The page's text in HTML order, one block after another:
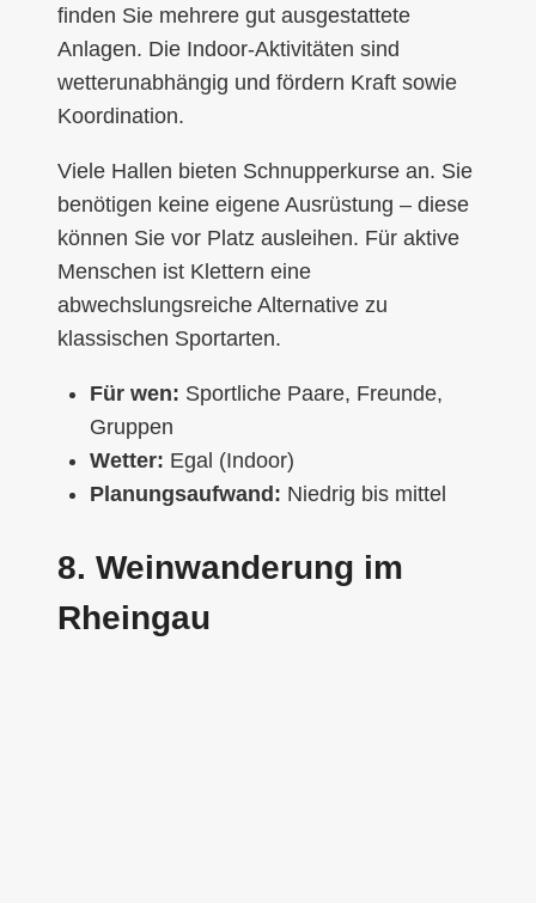
finden Sie mehrere gut ausgestattete
Anlagen. Die Indoor-Aktivitäten sind
wetterunabhängig und fördern Kraft sowie
Koordination.
Viele Hallen bieten Schnupperkurse an. Sie
benötigen keine eigene Ausrüstung – diese
können Sie vor Platz ausleihen. Für aktive
Menschen ist Klettern eine
abwechslungsreiche Alternative zu
klassischen Sportarten.
Für wen: Sportliche Paare, Freunde,
Gruppen
Wetter: Egal (Indoor)
Planungsaufwand: Niedrig bis mittel
8. Weinwanderung im
Rheingau